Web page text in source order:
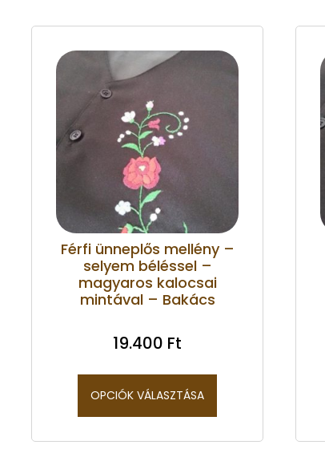
Férfi ünneplős mellény –
selyem béléssel –
magyaros kalocsai
mintával – Bakács
19.400 Ft
OPCIÓK VÁLASZTÁSA